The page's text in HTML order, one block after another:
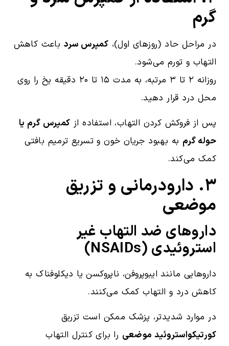
گرم
در مراحل حاد (روزهای اول)، کمپرس سرد باعث کاهش
التهاب و تورم می‌شود.
روزانه ۲ تا ۳ مرتبه، به مدت ۱۵ تا ۲۰ دقیقه یخ را روی
محل درد قرار دهید.
پس از فروکش کردن التهاب، استفاده از کمپرس گرم یا
حوله گرم به بهبود جریان خون و تسریع ترمیم بافتی
کمک می‌کند.
۳. دارودرمانی و تزریق
موضعی
داروهای ضد التهاب غیر
استروئیدی (NSAIDs)
داروهایی مانند ایبوپروفن، ناپروکسن یا دیکلوفناک به
کاهش درد و التهاب کمک می‌کنند.
در موارد شدیدتر، پزشک ممکن است تزریق
کورتیکواستروئید موضعی را برای کنترل التهاب